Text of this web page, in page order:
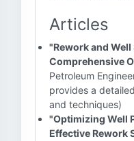
Articles
"Rework and
Comprehensive
Petroleum
provides a
and techniques)
"Optimizing Well
Effective Rework